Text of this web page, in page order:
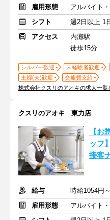
雇用形態
アルバイト
シフト
週2日以上 1
アクセス
内灘駅
徒歩15分
シルバー歓迎 未経験者歓迎
主婦(夫)歓迎
交通費支給
株式会社クスリのアオキの求人一覧
クスリのアオキ 東力店
【お
ッフ
接客
給与
時給1054円～
雇用形態
アルバイト